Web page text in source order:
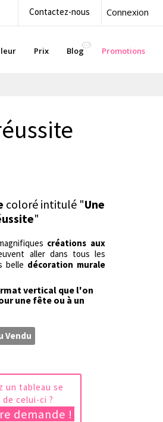
Connexion
Contactez-nous
Prix Blog Promotions
coloré intitulé "Une
"
créations aux
aller dans tous les
belle décoration murale
vertical que l'on
une fête ou à un
Vendu
un tableau se
celui-ci ?
demande !